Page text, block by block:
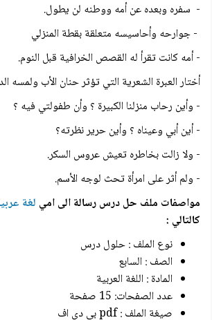
- سفره وبعده عن أمه ووطنه لن يطول.
- جوارحه وأحاسيسه متعلقة بقطة المنزلي
- أمه كانت تقرأ له القصص الخرافية قبل النوم.
أختار العبرة الشعرية التي تؤثر حنان الأب ولمسه
- وأين رحاب منزلنا الكبيرة ؟ وأن طفولتي فيه ؟
- أين أبي وعيناه ؟ وأين حرير نظرته؟
- ولا زالت بخاطره تعيش عروس السكر.
- ولم أثر على امرأة تحث لوجه الأسم.
مواصفات ملف حل درس رسالة الى امي لغة
كالتالي :
نوع الملف : حلول درس
الصف : السابع
المادة : اللغة العربية
عدد الصفحات: 15 صفحة
صيغة الملف : pdf بي دي اف